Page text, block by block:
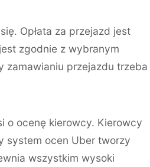
Opłata za przejazd jest
zgodnie z wybranym
zamawianiu przejazdu trzeba
o ocenę kierowcy. Kierowcy
system ocen Uber tworzy
wszystkim wysoki